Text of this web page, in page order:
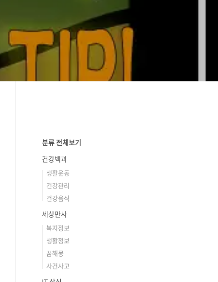
분류 전체보기
건강백과
생활운동
건강관리
건강음식
세상만사
복지정보
생활정보
꿈해몽
사건사고